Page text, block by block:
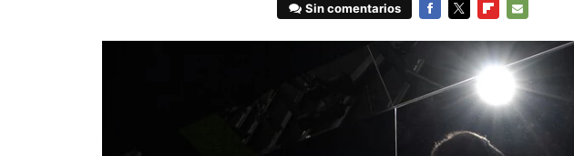
Sin comentarios
MAIL